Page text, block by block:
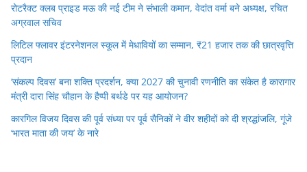
रोटरैक्ट क्लब प्राइड मऊ की नई टीम ने संभाली कमान, वेदांत वर्मा बने अध्यक्ष, रचित
अग्रवाल सचिव
लिटिल फ्लावर इंटरनेशनल स्कूल में मेधावियों का सम्मान, ₹21 हजार तक की छात्रवृत्ति
प्रदान
‘संकल्प दिवस’ बना शक्ति प्रदर्शन, क्या 2027 की चुनावी रणनीति का संकेत है कारागार
मंत्री दारा सिंह चौहान के हैप्पी बर्थडे पर यह आयोजन?
कारगिल विजय दिवस की पूर्व संध्या पर पूर्व सैनिकों ने वीर शहीदों को दी श्रद्धांजलि, गूंजे
‘भारत माता की जय’ के नारे